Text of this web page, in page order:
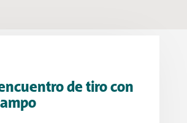
de tiro con